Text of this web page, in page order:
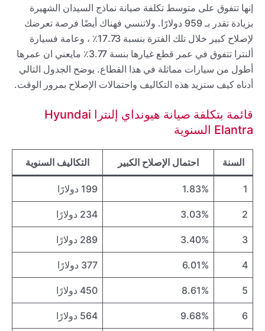
إنها تتفوق على متوسط تكلفة صيانة نماذج السيدان الشهيرة
بزيادة تقدر بـ 959 دولارًا. ولاتنسي فهناك أيضًا فرصة تعرضك
لإصلاح كبير خلال تلك الفترة بنسبة 17.73٪ ، وعامة فسيارة
ألنترا تتفوق في عمر قطع غيارها بنسة 3.77٪ مايعني ان عمرها
أطول من سيارات مماثلة في هذا القطاع. يوضح الجدول التالي
أدناه كيف ستزيد هذه التكاليف واحتمالات الإصلاح بمرور الوقت.
قائمة بتكلفة صيانة هيونداي إلنترا Hyundai
Elantra السنوية
السنة احتمال الإصلاح الكبير التكاليف السنوية
1
1.83% 199 دولارًا
2
3.03% 234 دولارًا
3
3.40% 289 دولارًا
4
6.01% 377 دولارًا
5
8.61% 450 دولارًا
6
9.68% 564 دولارًا